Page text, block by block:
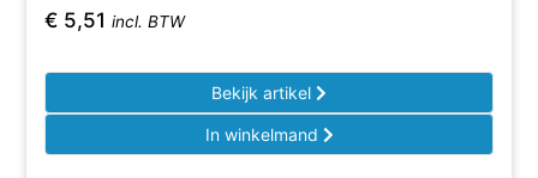
€ 5,51 incl. BTW
Bekijk artikel
In winkelmand